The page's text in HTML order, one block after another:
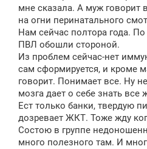
мне сказала. А муж говорит
на огни перинатального
Нам сейчас полтора года.
ПВЛ обошли стороной.
Из проблем сейчас-нет
сам сформируется, и кроме
говорит. Понимает все. Ну
мозга дает о себе знать все
Ест только банки, твердую
дозревает ЖКТ. Тоже жду
Состою в группе
много полезного там. И